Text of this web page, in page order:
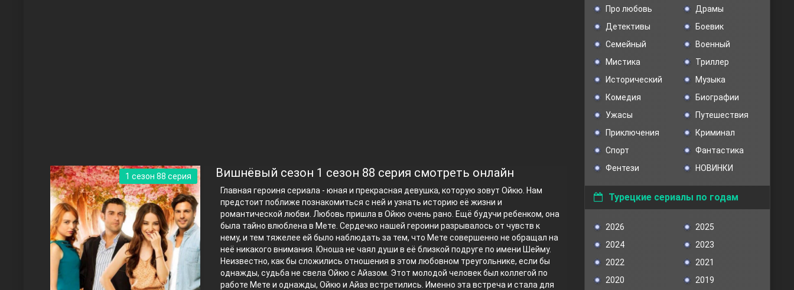
Правосyдие
Вишнёвый сезон 1 сезон 88 серия смотреть онлайн
Главная героиня сериала - юная и прекрасная девушка, которую зовут Ойкю. Нам
предстоит поближе познакомиться с ней и узнать историю её жизни и
романтической любви. Любовь пришла в Ойкю очень рано. Ещё будучи ребенком, она
была тайно влюблена в Мете. Сердечко нашей героини разрывалось от чувств к
нему, и тем тяжелее ей было наблюдать за тем, что Мете совершенно не обращал на
неё никакого внимания. Юноша не чаял души в её близкой подруге по имени Шейму.
Неизвестно, как бы сложились отношения в этом любовном треугольнике, если бы
однажды, судьба не свела Ойкю с Айазом. Этот молодой человек был коллегой по
работе Мете и однажды, Ойкю и Айаз встретились. Именно эта встреча и стала для
1 сезон 88 серия
Про любовь
Драмы
Детективы
Боевик
Семейный
Военный
Мистика
Триллер
Исторический
Музыка
Комедия
Биографии
Ужасы
Путешествия
Приключения
Криминал
Спорт
Фантастика
Фентези
НОВИНКИ
Турецкие сериалы по годам
2026
2025
2024
2023
2022
2021
2020
2019